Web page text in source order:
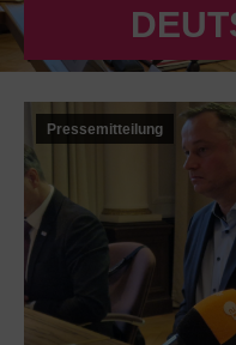
Pressemitteilung